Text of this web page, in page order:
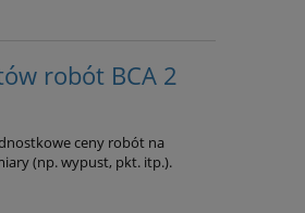
robót BCA 2
ceny robót na
(np. wypust, pkt. itp.).